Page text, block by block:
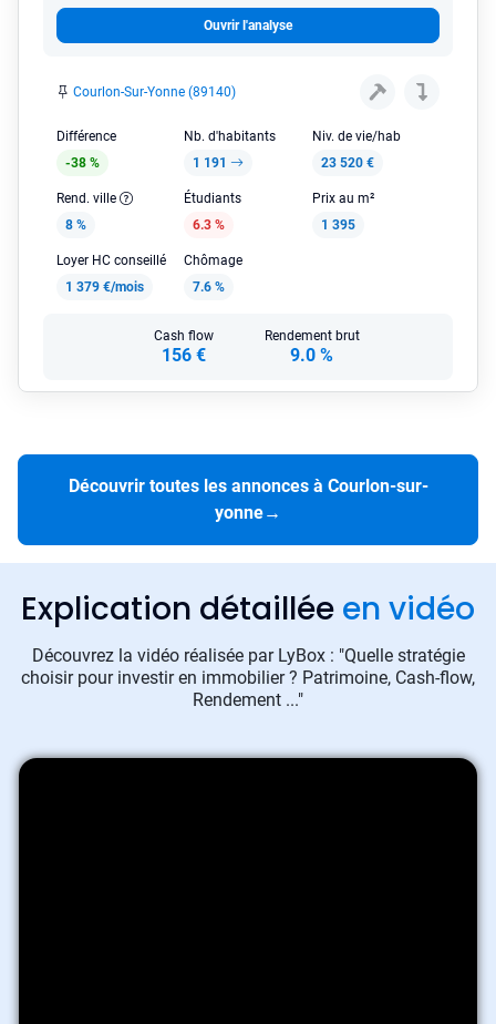
Ouvrir l'analyse
Courlon-Sur-Yonne (89140)
Différence
-38 %
Nb. d'habitants
1 191
Niv. de vie/hab
23 520 €
Rend. ville
8 %
Étudiants
6.3 %
Prix au m²
1 395
Loyer HC conseillé
1 379 €/mois
Chômage
7.6 %
Cash flow
156 €
Rendement brut
9.0 %
Découvrir toutes les annonces à Courlon-sur-
yonne→
Explication détaillée en vidéo
Découvrez la vidéo réalisée par LyBox : "Quelle stratégie
choisir pour investir en immobilier ? Patrimoine, Cash-flow,
Rendement ..."